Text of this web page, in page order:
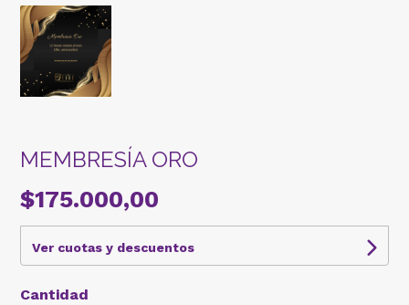
MEMBRESÍA ORO
$175.000,00
Ver cuotas y descuentos
Cantidad